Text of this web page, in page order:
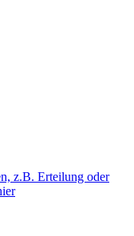
z.B. Erteilung oder